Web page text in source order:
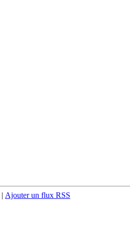
| Ajouter un flux RSS